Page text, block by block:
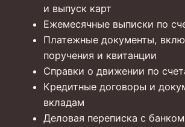
и выпуск карт
Ежемесячные выписки по
Платежные документы,
поручения и квитанции
Справки о движении по
Кредитные договоры и
вкладам
Деловая переписка с